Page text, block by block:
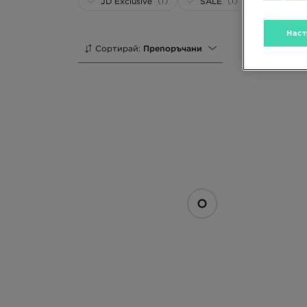
Сортирай: Препоръчани